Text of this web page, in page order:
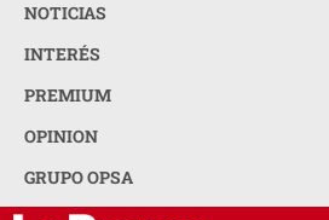
NOTICIAS
INTERÉS
PREMIUM
OPINION
GRUPO OPSA